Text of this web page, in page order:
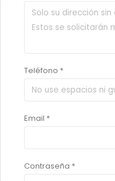
Teléfono *
Email *
Contraseña *